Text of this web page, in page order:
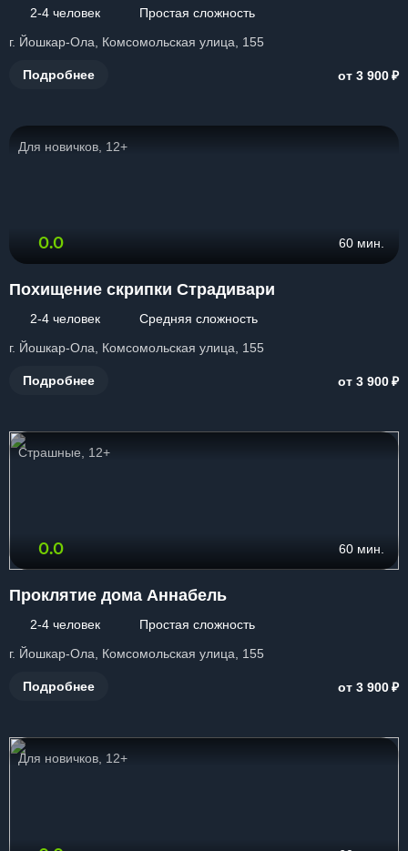
2-4 человек
Простая сложность
г. Йошкар-Ола, Комсомольская улица, 155
Подробнее от 3 900₽
Для новичков, 12+
0.0 60 мин.
Похищение скрипки Страдивари
2-4 человек
Средняя сложность
г. Йошкар-Ола, Комсомольская улица, 155
Подробнее от 3 900₽
Страшные, 12+
0.0 60 мин.
Проклятие дома Аннабель
2-4 человек
Простая сложность
г. Йошкар-Ола, Комсомольская улица, 155
Подробнее от 3 900₽
Для новичков, 12+